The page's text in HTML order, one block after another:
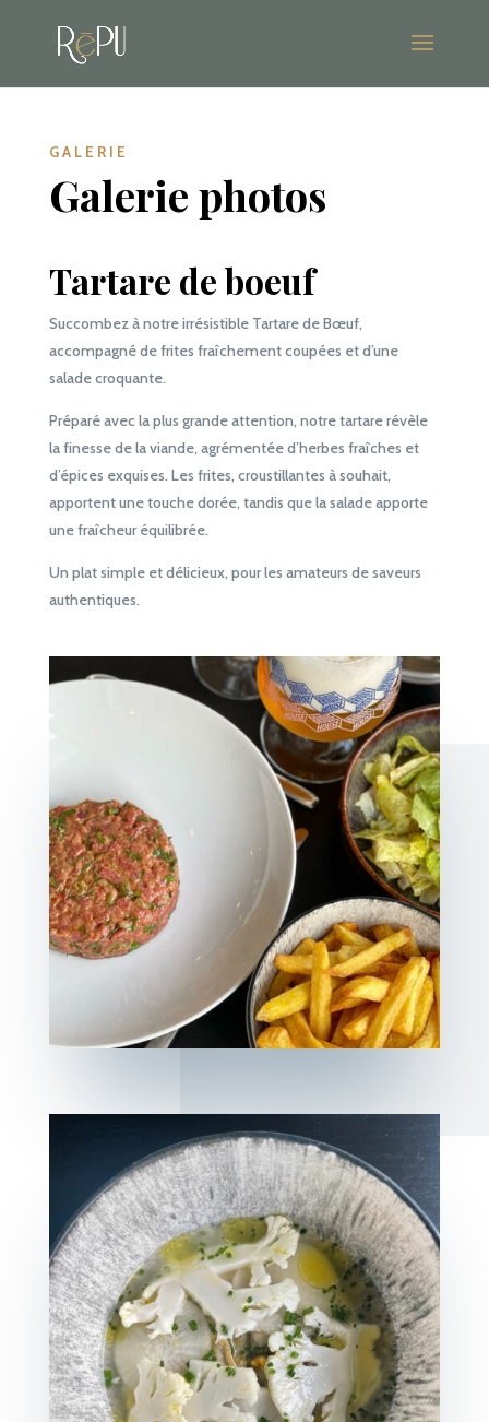
GALERIE
Galerie photos
Tartare de boeuf
Succombez à notre irrésistible Tartare de Bœuf,
accompagné de frites fraîchement coupées et d’une
salade croquante.
Préparé avec la plus grande attention, notre tartare révèle
la finesse de la viande, agrémentée d’herbes fraîches et
d’épices exquises. Les frites, croustillantes à souhait,
apportent une touche dorée, tandis que la salade apporte
une fraîcheur équilibrée.
Un plat simple et délicieux, pour les amateurs de saveurs
authentiques.